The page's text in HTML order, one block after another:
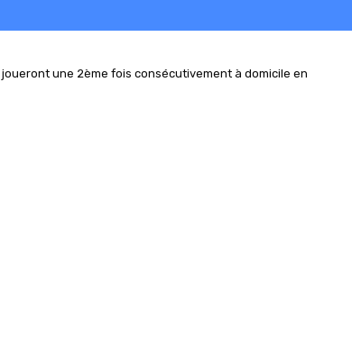
joueront une 2ème fois consécutivement à domicile en